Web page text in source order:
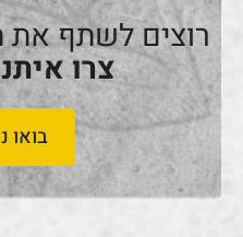
רוצים לשתף את
צרו
בואו